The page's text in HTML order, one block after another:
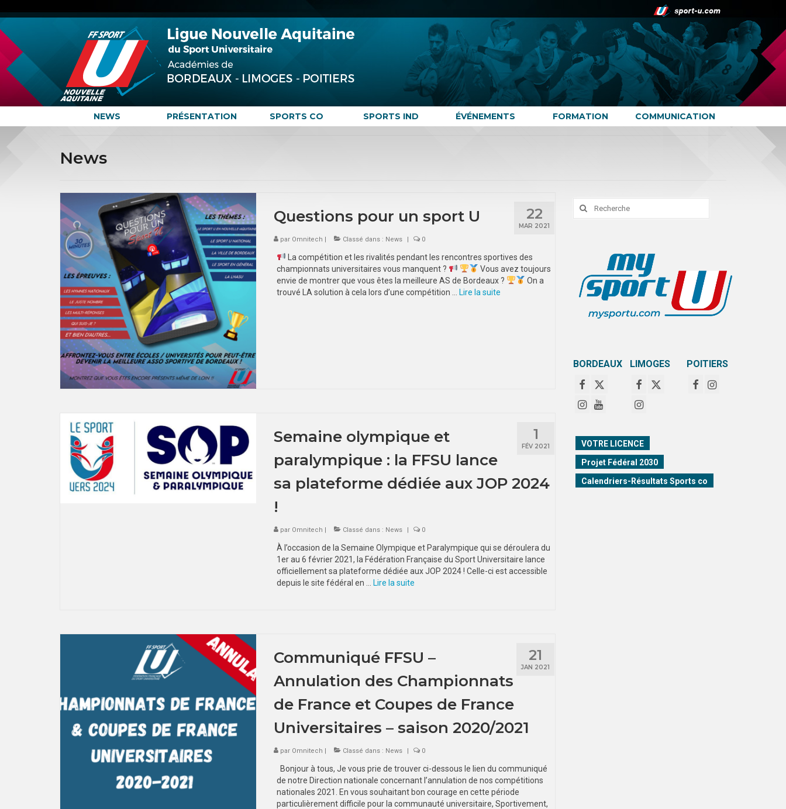
NEWS PRÉSENTATION SPORTS CO SPORTS IND ÉVÉNEMENTS FORMATION COMMUNICATION
News
22
MAR 2021
Questions pour un sport U
par Omnitech | Classé dans : News | 0
La compétition et les rivalités pendant les rencontres sportives des
championnats universitaires vous manquent ?
Vous avez toujours
envie de montrer que vous êtes la meilleure AS de Bordeaux ?
On a
trouvé LA solution à cela lors d’une compétition …
Lire la suite­­
1
FÉV 2021
Semaine olympique et
paralympique : la FFSU lance
sa plateforme dédiée aux JOP 2024
!
par Omnitech | Classé dans : News | 0
À l’occasion de la Semaine Olympique et Paralympique qui se déroulera du
1er au 6 février 2021, la Fédération Française du Sport Universitaire lance
officiellement sa plateforme dédiée aux JOP 2024 ! Celle-ci est accessible
depuis le site fédéral en …
Lire la suite­­
21
JAN 2021
Communiqué FFSU –
Annulation des Championnats
de France et Coupes de France
Universitaires – saison 2020/2021
par Omnitech | Classé dans : News | 0
Bonjour à tous, Je vous prie de trouver ci-dessous le lien du communiqué
de notre Direction nationale concernant l’annulation de nos compétitions
nationales 2021. En vous souhaitant bon courage en cette période
particulièrement difficile pour la communauté universitaire, Sportivement,
Rechercher
BORDEAUX LIMOGES POITIERS
VOTRE LICENCE
Projet Fédéral 2030
Calendriers-Résultats Sports co